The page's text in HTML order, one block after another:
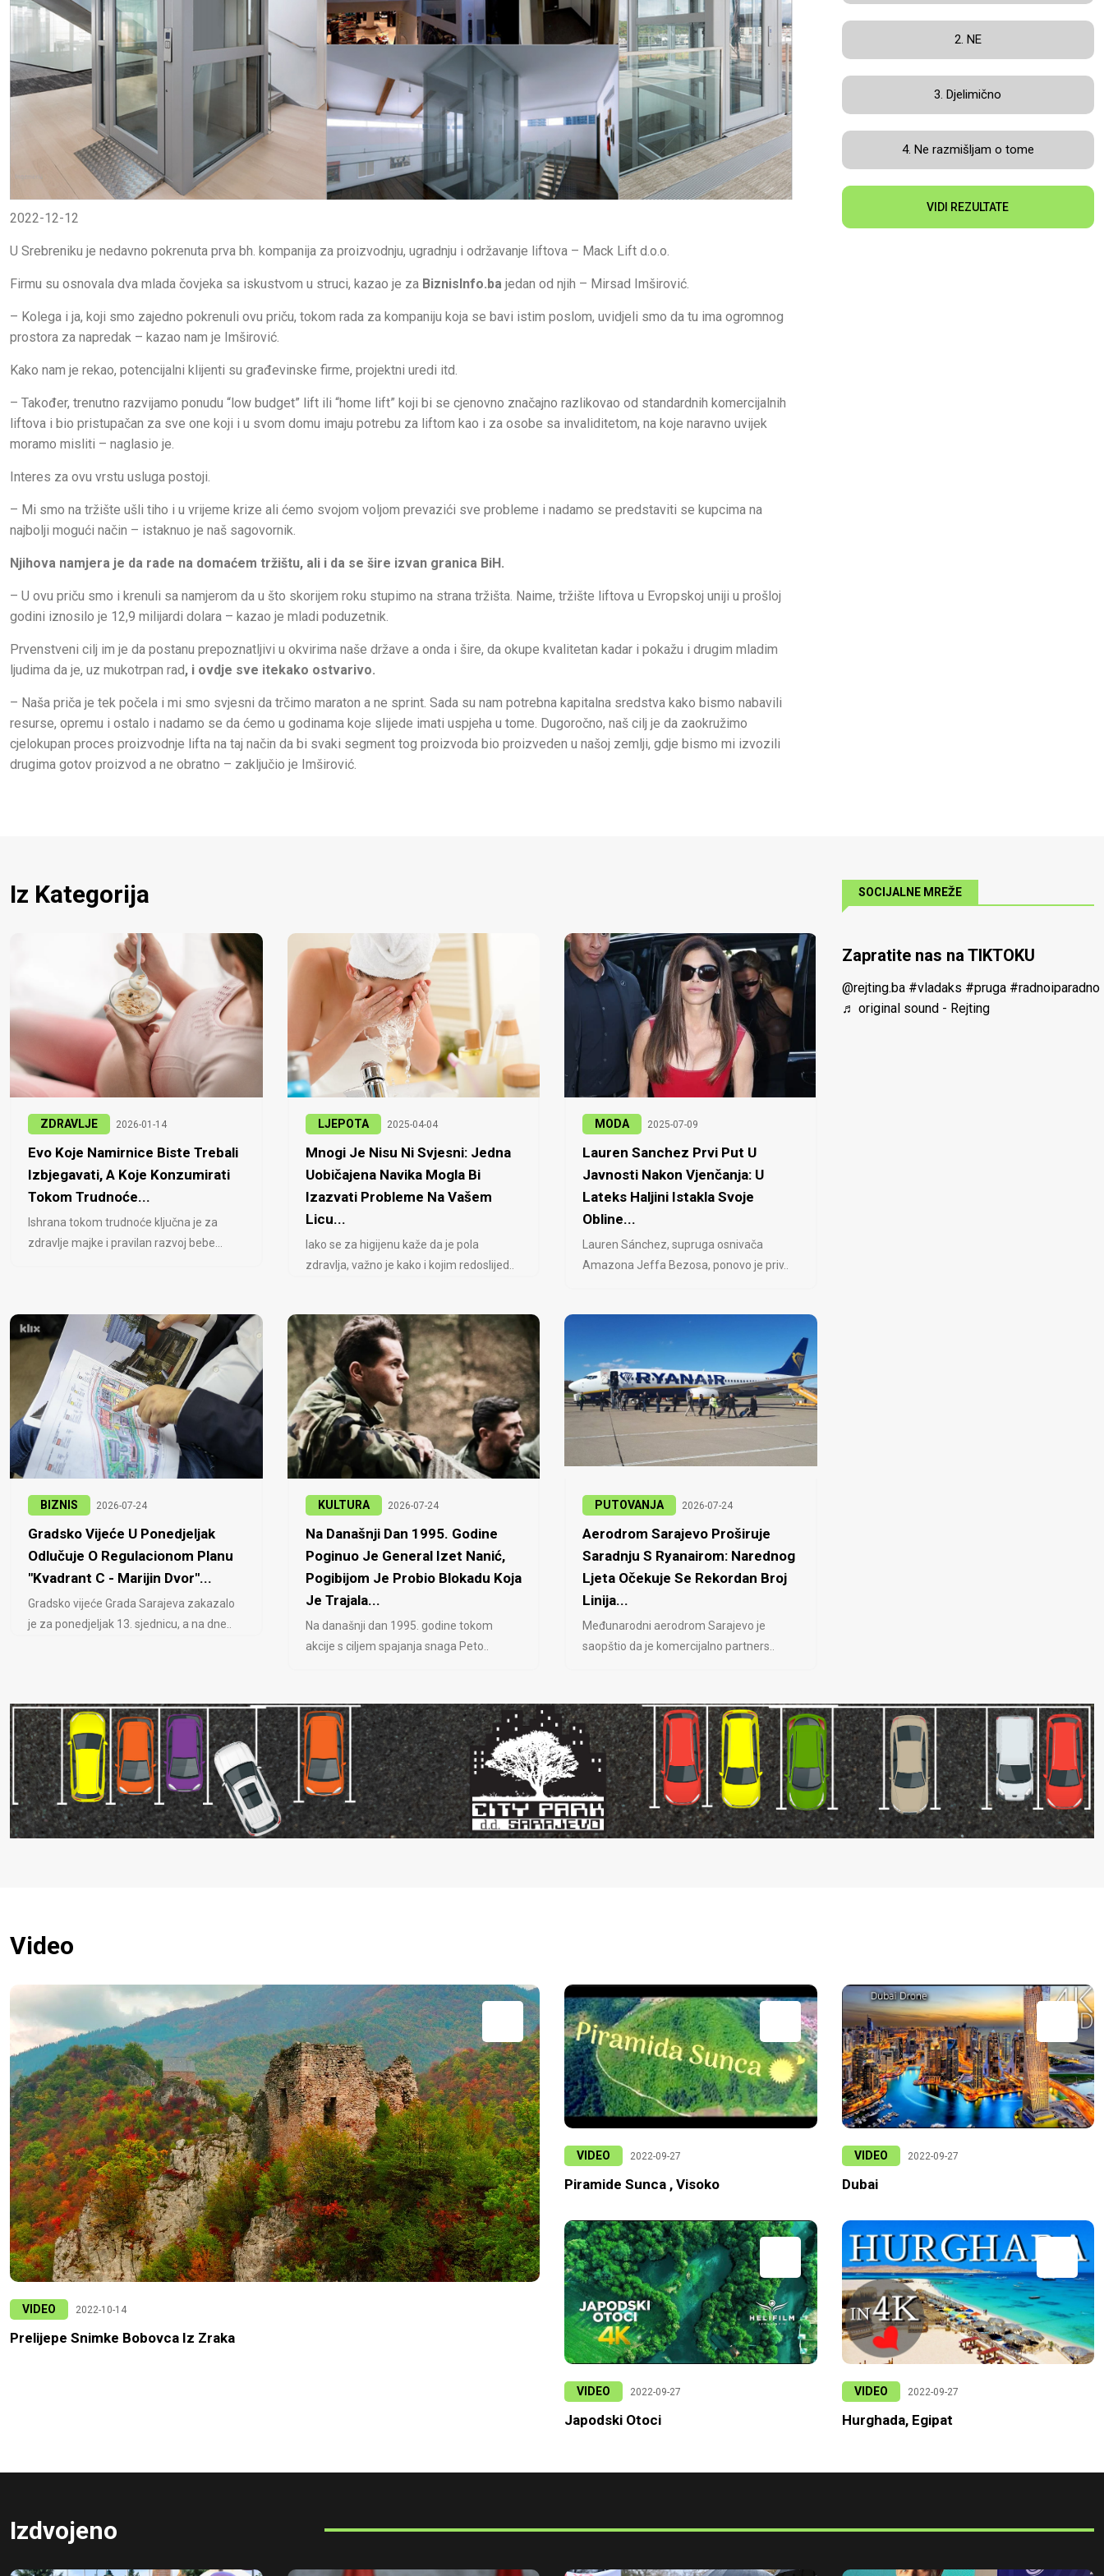
2022-12-12
U Srebreniku je nedavno pokrenuta prva bh. kompanija za proizvodnju, ugradnju i održavanje liftova – Mack Lift d.o.o.
Firmu su osnovala dva mlada čovjeka sa iskustvom u struci, kazao je za BiznisInfo.ba jedan od njih – Mirsad Imširović.
– Kolega i ja, koji smo zajedno pokrenuli ovu priču, tokom rada za kompaniju koja se bavi istim poslom, uvidjeli smo da tu ima ogromnog
prostora za napredak – kazao nam je Imširović.
Kako nam je rekao, potencijalni klijenti su građevinske firme, projektni uredi itd.
– Također, trenutno razvijamo ponudu “low budget” lift ili “home lift” koji bi se cjenovno značajno razlikovao od standardnih komercijalnih
liftova i bio pristupačan za sve one koji i u svom domu imaju potrebu za liftom kao i za osobe sa invaliditetom, na koje naravno uvijek
moramo misliti – naglasio je.
Interes za ovu vrstu usluga postoji.
– Mi smo na tržište ušli tiho i u vrijeme krize ali ćemo svojom voljom prevazići sve probleme i nadamo se predstaviti se kupcima na
najbolji mogući način – istaknuo je naš sagovornik.
Njihova namjera je da rade na domaćem tržištu, ali i da se šire izvan granica BiH.
– U ovu priču smo i krenuli sa namjerom da u što skorijem roku stupimo na strana tržišta. Naime, tržište liftova u Evropskoj uniji u prošloj
godini iznosilo je 12,9 milijardi dolara – kazao je mladi poduzetnik.
Prvenstveni cilj im je da postanu prepoznatljivi u okvirima naše države a onda i šire, da okupe kvalitetan kadar i pokažu i drugim mladim
ljudima da je, uz mukotrpan rad, i ovdje sve itekako ostvarivo.
– Naša priča je tek počela i mi smo svjesni da trčimo maraton a ne sprint. Sada su nam potrebna kapitalna sredstva kako bismo nabavili
resurse, opremu i ostalo i nadamo se da ćemo u godinama koje slijede imati uspjeha u tome. Dugoročno, naš cilj je da zaokružimo
cjelokupan proces proizvodnje lifta na taj način da bi svaki segment tog proizvoda bio proizveden u našoj zemlji, gdje bismo mi izvozili
drugima gotov proizvod a ne obratno – zaključio je Imširović.
2. NE
3. Djelimično
4. Ne razmišljam o tome
VIDI REZULTATE
Iz Kategorija
ZDRAVLJE 2026-01-14
Evo Koje Namirnice Biste Trebali
Izbjegavati, A Koje Konzumirati
Tokom Trudnoće...
Ishrana tokom trudnoće ključna je za
zdravlje majke i pravilan razvoj bebe...
LJEPOTA 2025-04-04
Mnogi Je Nisu Ni Svjesni: Jedna
Uobičajena Navika Mogla Bi
Izazvati Probleme Na Vašem
Licu...
Iako se za higijenu kaže da je pola
zdravlja, važno je kako i kojim redoslijed..
MODA 2025-07-09
Lauren Sanchez Prvi Put U
Javnosti Nakon Vjenčanja: U
Lateks Haljini Istakla Svoje
Obline...
Lauren Sánchez, supruga osnivača
Amazona Jeffa Bezosa, ponovo je priv..
BIZNIS 2026-07-24
Gradsko Vijeće U Ponedjeljak
Odlučuje O Regulacionom Planu
"Kvadrant C - Marijin Dvor"...
Gradsko vijeće Grada Sarajeva zakazalo
je za ponedjeljak 13. sjednicu, a na dne..
KULTURA 2026-07-24
Na Današnji Dan 1995. Godine
Poginuo Je General Izet Nanić,
Pogibijom Je Probio Blokadu Koja
Je Trajala...
Na današnji dan 1995. godine tokom
akcije s ciljem spajanja snaga Peto..
PUTOVANJA 2026-07-24
Aerodrom Sarajevo Proširuje
Saradnju S Ryanairom: Narednog
Ljeta Očekuje Se Rekordan Broj
Linija...
Međunarodni aerodrom Sarajevo je
saopštio da je komercijalno partners..
SOCIJALNE MREŽE
Zapratite nas na TIKTOKU
@rejting.ba #vladaks #pruga #radnoiparadno
♬ original sound - Rejting
Video
VIDEO 2022-10-14
Prelijepe Snimke Bobovca Iz Zraka
VIDEO 2022-09-27
Piramide Sunca , Visoko
VIDEO 2022-09-27
Japodski Otoci
VIDEO 2022-09-27
Dubai
VIDEO 2022-09-27
Hurghada, Egipat
Izdvojeno